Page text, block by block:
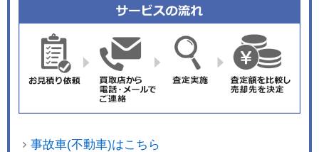
事故車(不動車)はこちら